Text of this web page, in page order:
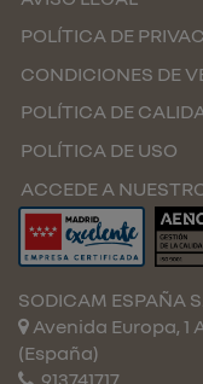
POLÍTICA DE
CONDICIONES DE
POLÍTICA DE
POLÍTICA DE USO
ACCEDE A
SODICAM ESPAÑA
Avenida Europa, 1
(España)